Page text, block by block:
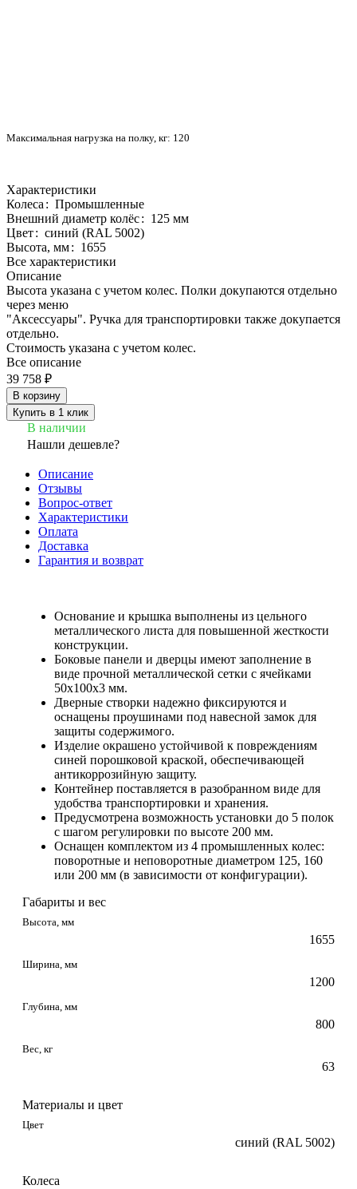
Максимальная нагрузка на полку, кг: 120
Характеристики
Колеса : Промышленные
Внешний диаметр колёс: 125 мм
Цвет: синий (RAL 5002)
Высота, мм: 1655
Все характеристики
Описание
Высота указана с учетом колес. Полки докупаются отдельно
через меню
"Аксессуары". Ручка для транспортировки также докупается
отдельно.
Стоимость указана с учетом колес.
Все описание
39 758 ₽
В корзину
Купить в 1 клик
В наличии
Нашли дешевле?
Описание
Отзывы
Вопрос-ответ
Характеристики
Оплата
Доставка
Гарантия и возврат
Основание и крышка выполнены из цельного
металлического листа для повышенной жесткости
конструкции.
Боковые панели и дверцы имеют заполнение в
виде прочной металлической сетки с ячейками
50х100х3 мм.
Дверные створки надежно фиксируются и
оснащены проушинами под навесной замок для
защиты содержимого.
Изделие окрашено устойчивой к повреждениям
синей порошковой краской, обеспечивающей
антикоррозийную защиту.
Контейнер поставляется в разобранном виде для
удобства транспортировки и хранения.
Предусмотрена возможность установки до 5 полок
с шагом регулировки по высоте 200 мм.
Оснащен комплектом из 4 промышленных колес:
поворотные и неповоротные диаметром 125, 160
или 200 мм (в зависимости от конфигурации).
Габариты и вес
Высота, мм
1655
Ширина, мм
1200
Глубина, мм
800
Вес, кг
63
Материалы и цвет
Цвет
синий (RAL 5002)
Колеса